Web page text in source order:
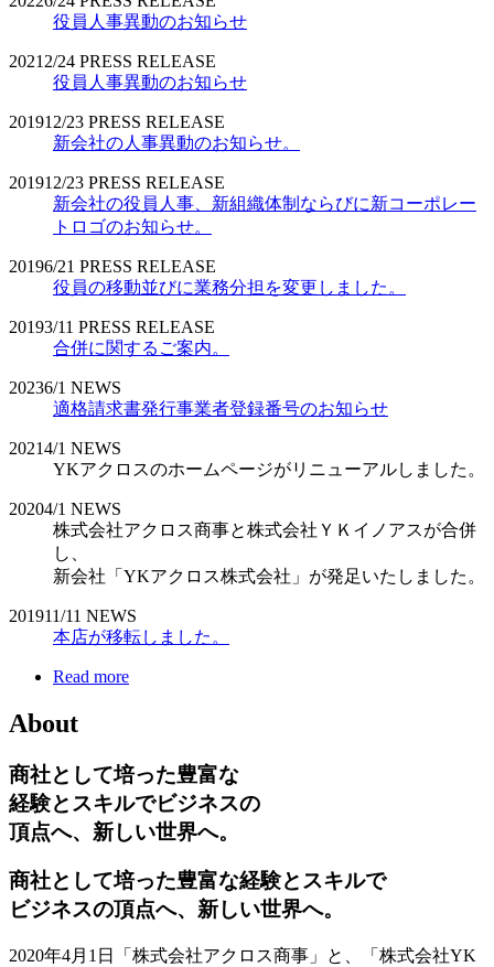
役員人事異動のお知らせ
2021 2/24 PRESS RELEASE
役員人事異動のお知らせ
201912/23 PRESS RELEASE
新会社の人事異動のお知らせ。
201912/23 PRESS RELEASE
新会社の役員人事、新組織体制ならびに新コーポレー
トロゴのお知らせ。
20196/21 PRESS RELEASE
役員の移動並びに業務分担を変更しました。
20193/11 PRESS RELEASE
合併に関するご案内。
20236/1 NEWS
適格請求書発行事業者登録番号のお知らせ
20214/1 NEWS
YKアクロスのホームページがリニューアルしました。
20204/1 NEWS
株式会社アクロス商事と株式会社ＹＫイノアスが合併
し、
新会社「YKアクロス株式会社」が発足いたしました。
201911/11 NEWS
本店が移転しました。
Read more
About
商社として培った豊富な
経験とスキルでビジネスの
頂点へ、新しい世界へ。
商社として培った豊富な経験とスキルで
ビジネスの頂点へ、新しい世界へ。
2020年4月1日「株式会社アクロス商事」と、「株式会社YK